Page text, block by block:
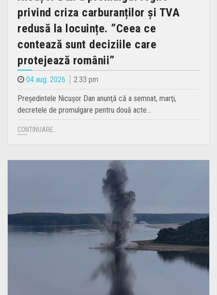
privind criza carburanților și TVA
redusă la locuințe. ”Ceea ce
contează sunt deciziile care
protejează românii”
04 aug. 2026 2.33 pm
Preşedintele Nicuşor Dan anunţă că a semnat, marţi,
decretele de promulgare pentru două acte…
CONTINUARE...